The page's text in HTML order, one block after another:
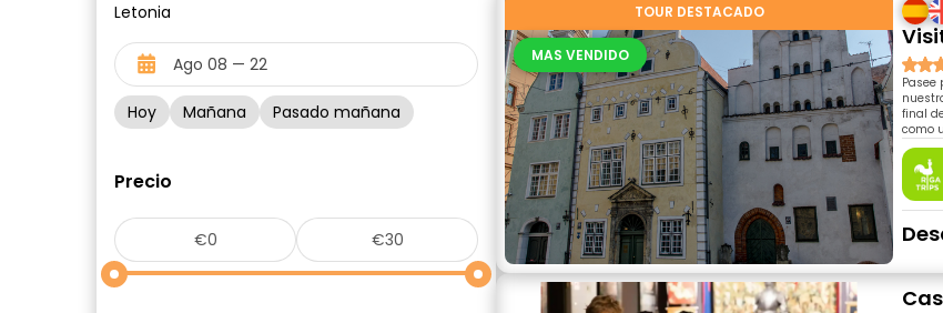
Letonia
Hoy Mañana Pasado mañana
Precio
TOUR DESTACADO
MAS VENDIDO
Pasee
final
como